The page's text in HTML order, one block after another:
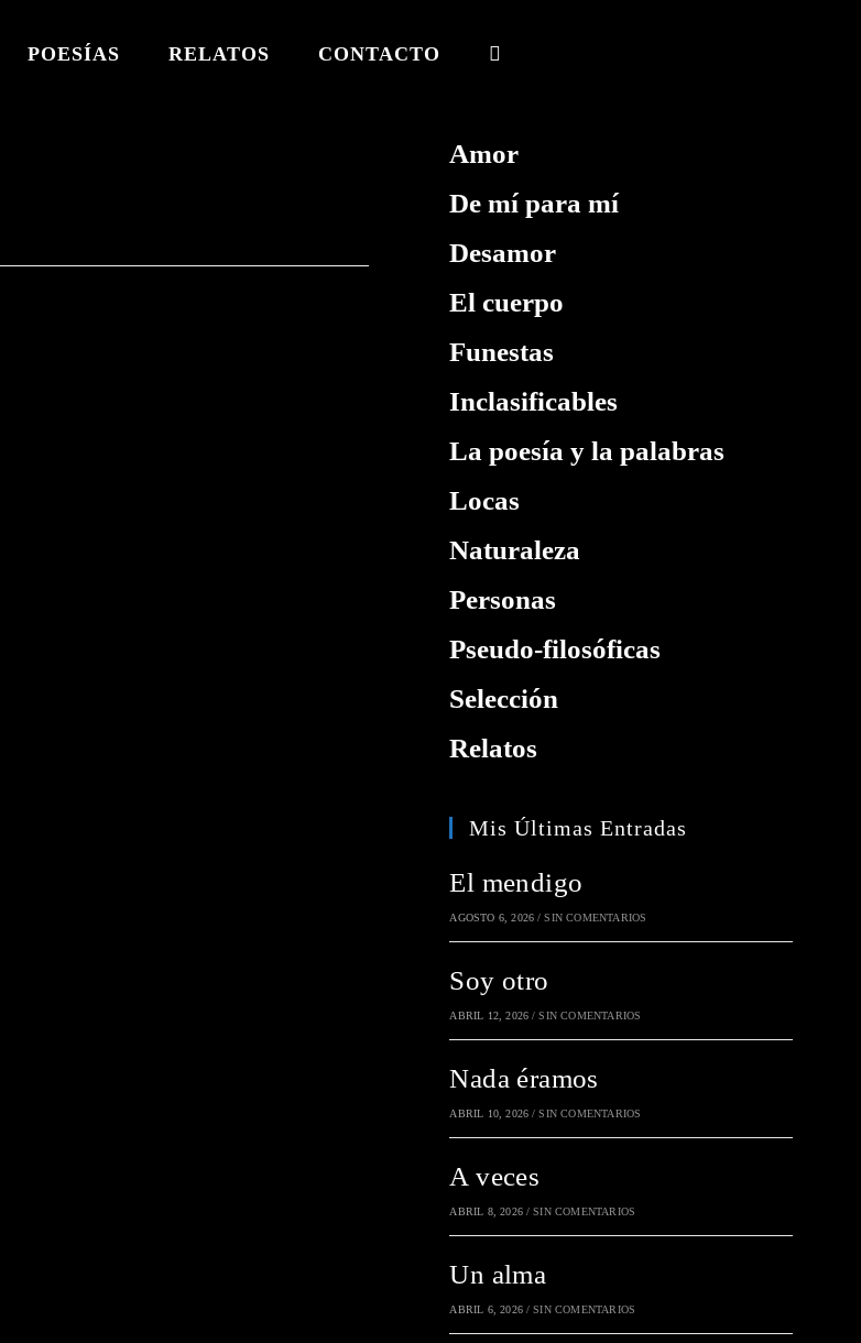
POESÍAS RELATOS CONTACTO
WEB
Amor
De mí para mí
Desamor
El cuerpo
Funestas
Inclasificables
La poesía y la palabras
Locas
Naturaleza
Personas
Pseudo-filosóficas
Selección
Relatos
Mis Últimas Entradas
El mendigo
AGOSTO 6, 2026 / SIN COMENTARIOS
Soy otro
ABRIL 12, 2026 / SIN COMENTARIOS
Nada éramos
ABRIL 10, 2026 / SIN COMENTARIOS
A veces
ABRIL 8, 2026 / SIN COMENTARIOS
Un alma
ABRIL 6, 2026 / SIN COMENTARIOS